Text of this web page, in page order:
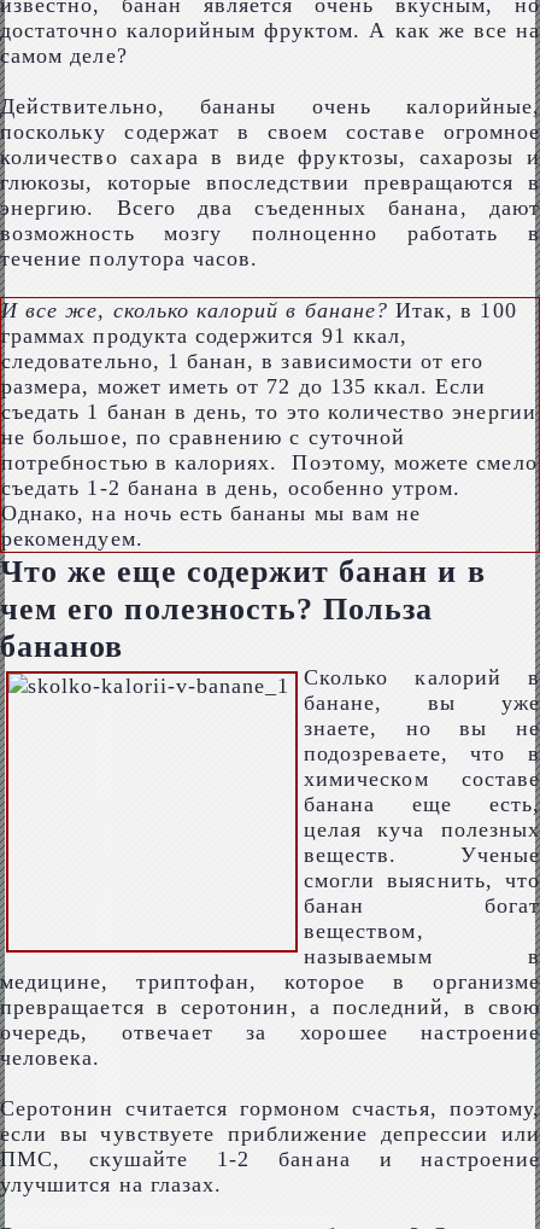
известно, банан является очень вкусным, но
достаточно калорийным фруктом. А как же все на
самом деле?
Действительно, бананы очень калорийные,
поскольку содержат в своем составе огромное
количество сахара в виде фруктозы, сахарозы и
глюкозы, которые впоследствии превращаются в
энергию. Всего два съеденных банана, дают
возможность мозгу полноценно работать в
течение полутора часов.
И все же, сколько калорий в банане? Итак, в 100
граммах продукта содержится 91 ккал,
следовательно, 1 банан, в зависимости от его
размера, может иметь от 72 до 135 ккал. Если
съедать 1 банан в день, то это количество энергии
не большое, по сравнению с суточной
потребностью в калориях. Поэтому, можете смело
съедать 1-2 банана в день, особенно утром.
Однако, на ночь есть бананы мы вам не
рекомендуем.
Что же еще содержит банан и в
чем его полезность? Польза
бананов
Сколько калорий в
банане, вы уже
знаете, но вы не
подозреваете, что в
химическом составе
банана еще есть,
целая куча полезных
веществ. Ученые
смогли выяснить, что
банан богат
веществом,
называемым в
медицине, триптофан, которое в организме
превращается в серотонин, а последний, в свою
очередь, отвечает за хорошее настроение
человека.
Серотонин считается гормоном счастья, поэтому,
если вы чувствуете приближение депрессии или
ПМС, скушайте 1-2 банана и настроение
улучшится на глазах.